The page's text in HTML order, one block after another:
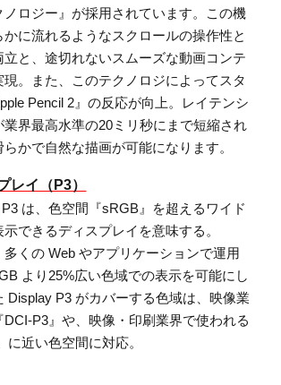
ノロジー』が採用されています。この機
に流れるようなスクロールの操作性と
立と、途切れないスムーズな動画コンテ
現。また、このテクノロジによってスタ
Pencil 2』の反応が向上。レイテンシ
業界最高水準の20ミリ秒にまで短縮され
かで自然な描画が可能になります。
レイ（P3）
は、色空間『sRGB』を超えるワイド
できるディスプレイを意味する。
多くの Web やアプリケーションで運用
より25%広い色域での表示を可能にし
Display P3 がカバーする色域は、映像業
P3』や、映像・印刷業界で使われる
に近い色空間に対応。